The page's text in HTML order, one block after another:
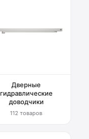
Дверные
гидравлические
доводчики
112 товаров